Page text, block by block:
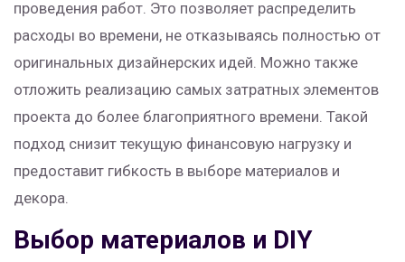
проведения работ. Это позволяет распределить
расходы во времени, не отказываясь полностью от
оригинальных дизайнерских идей. Можно также
отложить реализацию самых затратных элементов
проекта до более благоприятного времени. Такой
подход снизит текущую финансовую нагрузку и
предоставит гибкость в выборе материалов и
декора.
Выбор материалов и DIY